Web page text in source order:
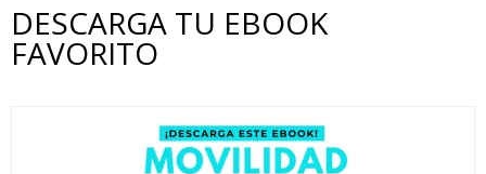
DESCARGA TU EBOOK
FAVORITO